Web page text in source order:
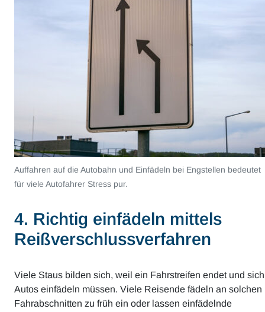
Auffahren auf die Autobahn und Einfädeln bei Engstellen bedeutet
für viele Autofahrer Stress pur.
4. Richtig einfädeln mittels
Reißverschlussverfahren
Viele Staus bilden sich, weil ein Fahrstreifen endet und sich
Autos einfädeln müssen. Viele Reisende fädeln an solchen
Fahrabschnitten zu früh ein oder lassen einfädelnde